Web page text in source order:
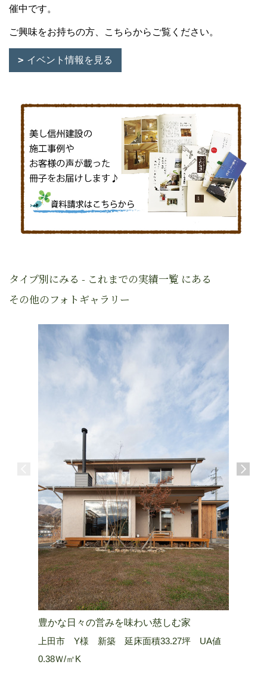
催中です。
ご興味をお持ちの方、こちらからご覧ください。
イベント情報を見る
タイプ別にみる - これまでの実績一覧 にある
その他のフォトギャラリー
豊かな日々の営みを味わい慈しむ家
上田市 Y様 新築 延床面積33.27坪 UA値
0.38Ｗ/㎡K